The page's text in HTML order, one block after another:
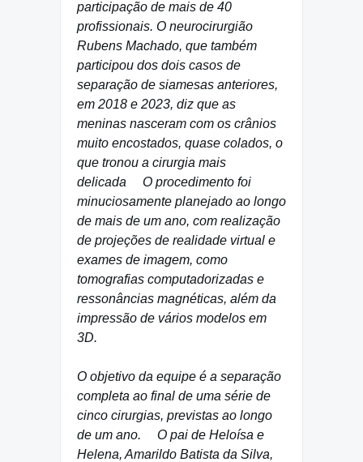
participação de mais de 40
profissionais. O neurocirurgião
Rubens Machado, que também
participou dos dois casos de
separação de siamesas anteriores,
em 2018 e 2023, diz que as
meninas nasceram com os crânios
muito encostados, quase colados, o
que tronou a cirurgia mais
delicada O procedimento foi
minuciosamente planejado ao longo
de mais de um ano, com realização
de projeções de realidade virtual e
exames de imagem, como
tomografias computadorizadas e
ressonâncias magnéticas, além da
impressão de vários modelos em
3D.
O objetivo da equipe é a separação
completa ao final de uma série de
cinco cirurgias, previstas ao longo
de um ano. O pai de Heloísa e
Helena, Amarildo Batista da Silva,